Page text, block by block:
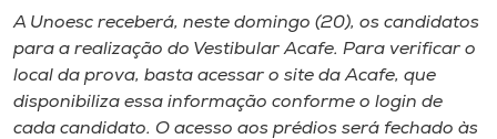
Portal de Ensino
A
Unoesc
A Unoesc receberá, neste domingo (20), os candidatos
para a realização do Vestibular Acafe. Para verificar o
local da prova, basta acessar o site da Acafe, que
disponibiliza essa informação conforme o login de
cada candidato. O acesso aos prédios será fechado às